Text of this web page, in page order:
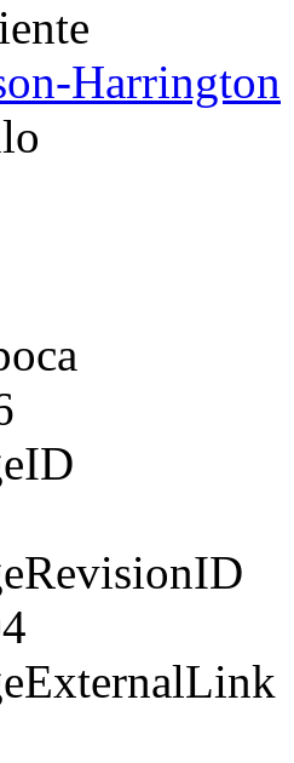
Harrington